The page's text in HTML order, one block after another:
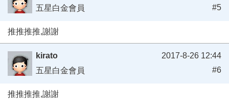
五星白金會員
#5
推推推推,謝謝
kirato
五星白金會員
2017-8-26 12:44
#6
推推推推,謝謝